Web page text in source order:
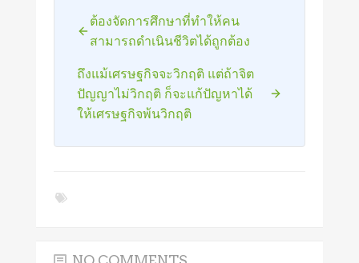
ต้องจัดการศึกษาที่ทำให้คน
สามารถดำเนินชีวิตได้ถูกต้อง
ถึงแม้เศรษฐกิจจะวิกฤติ แต่ถ้าจิต
ปัญญาไม่วิกฤติ ก็จะแก้ปัญหาได้
ให้เศรษฐกิจพ้นวิกฤติ